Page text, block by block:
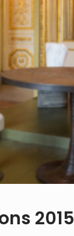
2015